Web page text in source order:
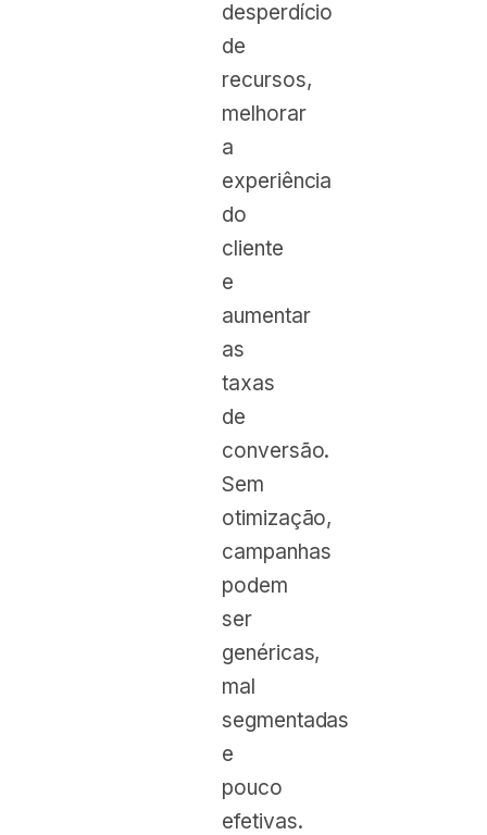
desperdício
de
recursos,
melhorar
a
experiência
do
cliente
e
aumentar
as
taxas
de
conversão.
Sem
otimização,
campanhas
podem
ser
genéricas,
mal
segmentadas
e
pouco
efetivas.